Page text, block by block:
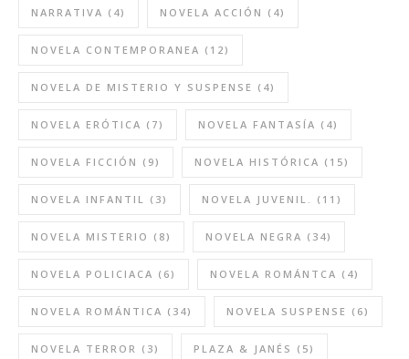
NARRATIVA (4) NOVELA ACCIÓN (4)
NOVELA CONTEMPORANEA (12)
NOVELA DE MISTERIO Y SUSPENSE (4)
NOVELA ERÓTICA (7) NOVELA FANTASÍA (4)
NOVELA FICCIÓN (9) NOVELA HISTÓRICA (15)
NOVELA INFANTIL (3) NOVELA JUVENIL. (11)
NOVELA MISTERIO (8) NOVELA NEGRA (34)
NOVELA POLICIACA (6) NOVELA ROMÁNTCA (4)
NOVELA ROMÁNTICA (34) NOVELA SUSPENSE (6)
NOVELA TERROR (3) PLAZA & JANÉS (5)